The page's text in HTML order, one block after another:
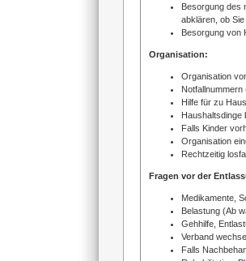
Besorgung des
abklären, ob
Besorgung von
Organisation:
Organisation
Hilfe für zu
Haushaltsdinge
Falls Kinder
Organisation
Rechtzeitig
Fragen vor der
Medikamente,
Belastung (Ab
Gehhilfe,
Verband
Falls